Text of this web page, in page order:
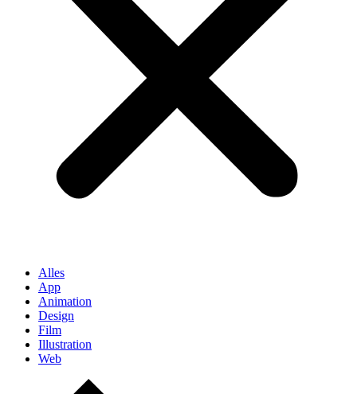
Alles
App
Animation
Design
Film
Illustration
Web